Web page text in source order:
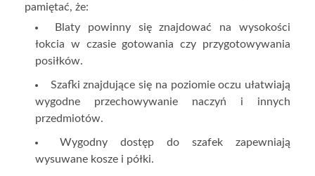
pamiętać, że:
Blaty powinny się znajdować na wysokości
łokcia w czasie gotowania czy przygotowywania
posiłków.
Szafki znajdujące się na poziomie oczu ułatwiają
wygodne przechowywanie naczyń i innych
przedmiotów.
Wygodny dostęp do szafek zapewniają
wysuwane kosze i półki.